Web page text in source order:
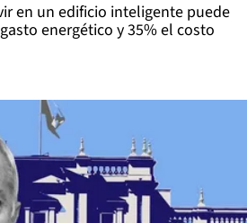
en un edificio inteligente puede
energético y 35% el costo